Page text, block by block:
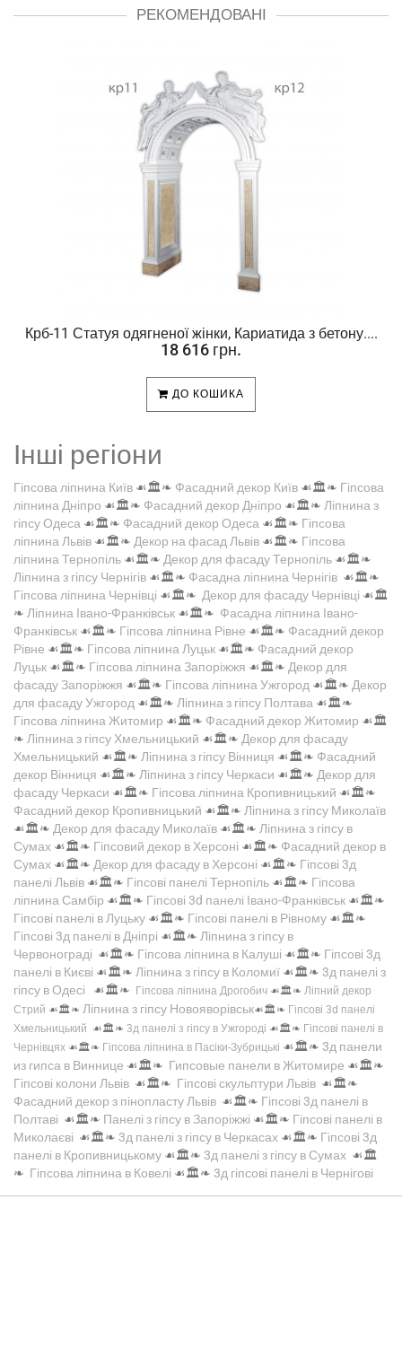
РЕКОМЕНДОВАНІ
Крб-11 Статуя одягненої жінки, Кариатида з бетону....
18 616 грн.
ДО КОШИКА
Інші регіони
Гіпсова ліпнина Київ ☙🏛️❧ Фасадний декор Київ ☙🏛️❧ Гіпсова
ліпнина Дніпро ☙🏛️❧ Фасадний декор Дніпро ☙🏛️❧ Ліпнина з
гіпсу Одеса ☙🏛️❧ Фасадний декор Одеса ☙🏛️❧ Гіпсова
ліпнина Львів ☙🏛️❧ Декор на фасад Львів ☙🏛️❧ Гіпсова
ліпнина Тернопіль ☙🏛️❧ Декор для фасаду Тернопіль ☙🏛️❧
Ліпнина з гіпсу Чернігів ☙🏛️❧ Фасадна ліпнина Чернігів ☙🏛️❧
Гіпсова ліпнина Чернівці ☙🏛️❧ Декор для фасаду Чернівці ☙🏛️
❧ Ліпнина Івано-Франківськ ☙🏛️❧ Фасадна ліпнина Івано-
Франківськ ☙🏛️❧ Гіпсова ліпнина Рівне ☙🏛️❧ Фасадний декор
Рівне ☙🏛️❧ Гіпсова ліпнина Луцьк ☙🏛️❧ Фасадний декор
Луцьк ☙🏛️❧ Гіпсова ліпнина Запоріжжя ☙🏛️❧ Декор для
фасаду Запоріжжя ☙🏛️❧ Гіпсова ліпнина Ужгород ☙🏛️❧ Декор
для фасаду Ужгород ☙🏛️❧ Ліпнина з гіпсу Полтава ☙🏛️❧
Гіпсова ліпнина Житомир ☙🏛️❧ Фасадний декор Житомир ☙🏛️
❧ Ліпнина з гіпсу Хмельницький ☙🏛️❧ Декор для фасаду
Хмельницький ☙🏛️❧ Ліпнина з гіпсу Вінниця ☙🏛️❧ Фасадний
декор Вінниця ☙🏛️❧ Ліпнина з гіпсу Черкаси ☙🏛️❧ Декор для
фасаду Черкаси ☙🏛️❧ Гіпсова ліпнина Кропивницький ☙🏛️❧
Фасадний декор Кропивницький ☙🏛️❧ Ліпнина з гіпсу Миколаїв
☙🏛️❧ Декор для фасаду Миколаїв ☙🏛️❧ Ліпнина з гіпсу в
Сумах ☙🏛️❧ Гіпсовий декор в Херсоні ☙🏛️❧ Фасадний декор в
Сумах ☙🏛️❧ Декор для фасаду в Херсоні ☙🏛️❧ Гіпсові 3д
панелі Львів ☙🏛️❧ Гіпсові панелі Тернопіль ☙🏛️❧ Гіпсова
ліпнина Самбір ☙🏛️❧ Гіпсові 3d панелі Івано-Франківськ ☙🏛️❧
Гіпсові панелі в Луцьку ☙🏛️❧ Гіпсові панелі в Рівному ☙🏛️❧
Гіпсові 3д панелі в Дніпрі ☙🏛️❧ Ліпнина з гіпсу в
Червонограді ☙🏛️❧ Гіпсова ліпнина в Калуші ☙🏛️❧ Гіпсові 3д
панелі в Києві ☙🏛️❧ Ліпнина з гіпсу в Коломиї ☙🏛️❧ 3д панелі з
гіпсу в Одесі ☙🏛️❧ Гіпсова ліпнина Дрогобич ☙🏛️❧ Ліпний декор
Стрий ☙🏛️❧ Ліпнина з гіпсу Новояворівськ☙🏛️❧ Гіпсові 3d панелі
Хмельницький ☙🏛️❧ 3д панелі з гіпсу в Ужгороді ☙🏛️❧ Гіпсові панелі в
Чернівцях ☙🏛️❧ Гіпсова ліпнина в Пасіки-Зубрицькі ☙🏛️❧ 3д панели
из гипса в Виннице ☙🏛️❧ Гипсовые панели в Житомире ☙🏛️❧
Гіпсові колони Львів ☙🏛️❧ Гіпсові скульптури Львів ☙🏛️❧
Фасадний декор з пінопласту Львів ☙🏛️❧ Гіпсові 3д панелі в
Полтаві ☙🏛️❧ Панелі з гіпсу в Запоріжжі ☙🏛️❧ Гіпсові панелі в
Миколаєві ☙🏛️❧ 3д панелі з гіпсу в Черкасах ☙🏛️❧ Гіпсові 3д
панелі в Кропивницькому ☙🏛️❧ 3д панелі з гіпсу в Сумах ☙🏛️
❧ Гіпсова ліпнина в Ковелі ☙🏛️❧ 3д гіпсові панелі в Чернігові